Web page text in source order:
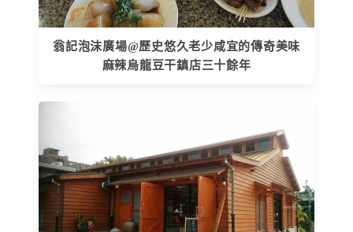
翁記泡沫廣場@歷史悠久老少咸宜的傳奇美味
麻辣烏龍豆干鎮店三十餘年